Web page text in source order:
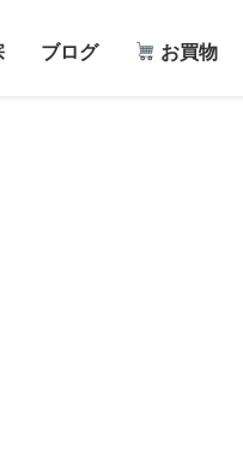
ブログ お買物